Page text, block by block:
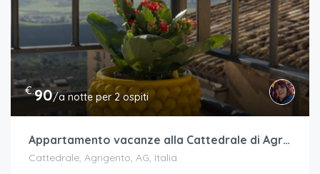
€.90/a notte per 2 ospiti
Appartamento vacanze alla Cattedrale di Agrigento
Cattedrale, Agrigento, AG, Italia